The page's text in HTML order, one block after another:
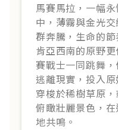
馬賽馬拉，一幅
中，薄霧與金光
群奔騰，生命的
肯亞西南的原野
賽戰士一同跳舞
逃離現實，投入
穿梭於稀樹草原
俯瞰壯麗景色，
地共鳴。